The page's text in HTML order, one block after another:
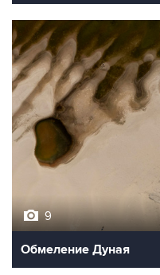
9
Обмеление Дуная